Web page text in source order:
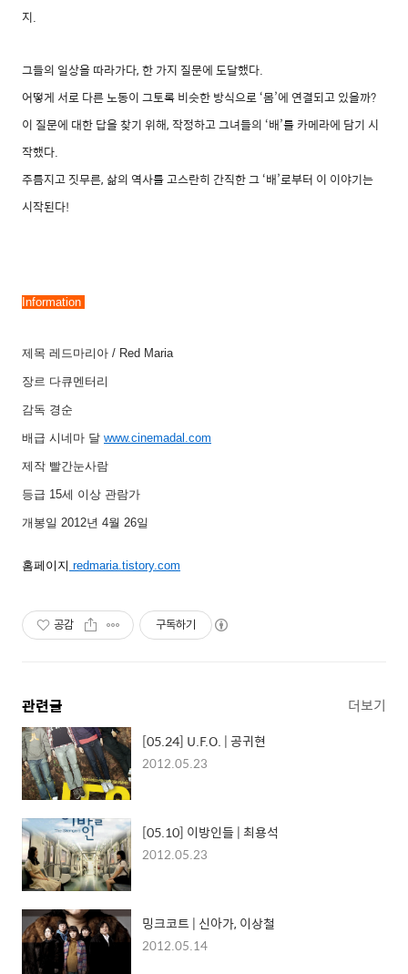
지.
그들의 일상을 따라가다, 한 가지 질문에 도달했다.
어떻게 서로 다른 노동이 그토록 비슷한 방식으로 ‘몸’에 연결되고 있을까?
이 질문에 대한 답을 찾기 위해, 작정하고 그녀들의 ‘배’를 카메라에 담기 시
작했다.
주름지고 짓무른, 삶의 역사를 고스란히 간직한 그 ‘배’로부터 이 이야기는
시작된다!
Information
제목 레드마리아 / Red Maria
장르 다큐멘터리
감독 경순
배급 시네마 달 www.cinemadal.com
제작 빨간눈사람
등급 15세 이상 관람가
개봉일 2012년 4월 26일
홈페이지 redmaria.tistory.com
공감 구독하기
관련글 더보기
[05.24] U.F.O. | 공귀현
2012.05.23
[05.10] 이방인들 | 최용석
2012.05.23
밍크코트 | 신아가, 이상철
2012.05.14